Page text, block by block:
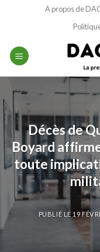
A propos de
Décès de
Boyard
toute
PUBLIÉ LE 19